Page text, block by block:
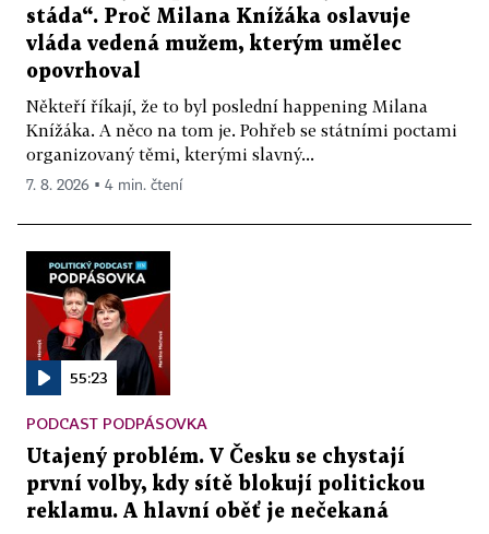
stáda“. Proč Milana Knížáka oslavuje
vláda vedená mužem, kterým umělec
opovrhoval
Někteří říkají, že to byl poslední happening Milana
Knížáka. A něco na tom je. Pohřeb se státními poctami
organizovaný těmi, kterými slavný...
7. 8. 2026 ▪ 4 min. čtení
55:23
PODCAST PODPÁSOVKA
Utajený problém. V Česku se chystají
první volby, kdy sítě blokují politickou
reklamu. A hlavní oběť je nečekaná